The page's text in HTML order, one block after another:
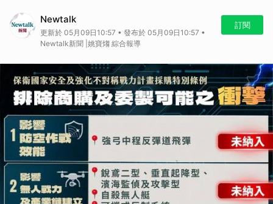
Newtalk
更新於 05月09日10:57 • 發布於 05月09日10:57 •
Newtalk新聞 |姚寶煼 綜合報導
訂閱